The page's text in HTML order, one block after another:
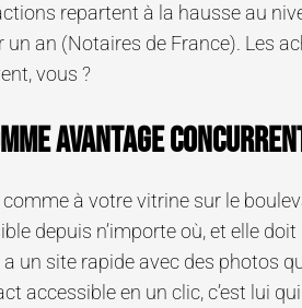
repartent à la hausse au
un an (Notaires de France). Les
vous ?
avantage
à votre vitrine sur le
depuis n’importe où, et elle
un site rapide avec des photos
accessible en un clic, c’est lui